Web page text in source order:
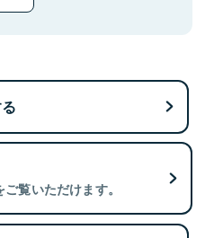
覧いただけます。